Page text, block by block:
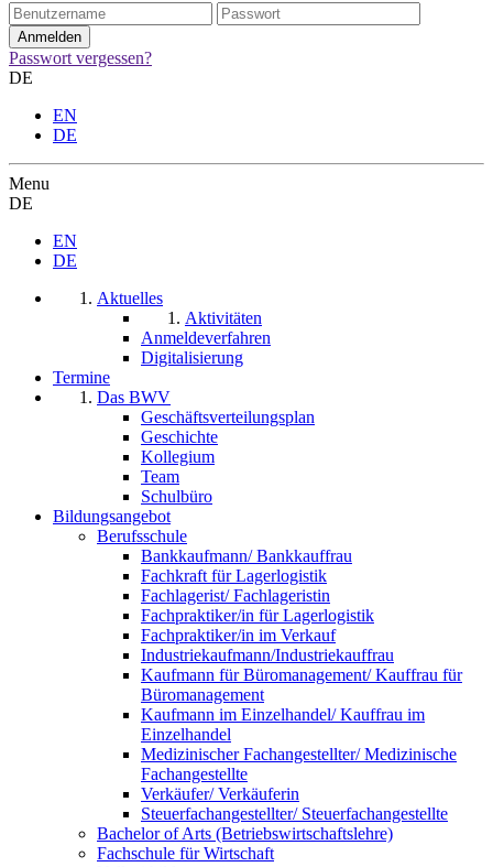
Passwort vergessen?
DE
EN
DE
Menu
DE
EN
DE
Aktuelles
Aktivitäten
Anmeldeverfahren
Digitalisierung
Termine
Das BWV
Geschäftsverteilungsplan
Geschichte
Kollegium
Team
Schulbüro
Bildungsangebot
Berufsschule
Bankkaufmann/ Bankkauffrau
Fachkraft für Lagerlogistik
Fachlagerist/ Fachlageristin
Fachpraktiker/in für Lagerlogistik
Fachpraktiker/in im Verkauf
Industriekaufmann/Industriekauffrau
Kaufmann für Büromanagement/ Kauffrau für
Büromanagement
Kaufmann im Einzelhandel/ Kauffrau im
Einzelhandel
Medizinischer Fachangestellter/ Medizinische
Fachangestellte
Verkäufer/ Verkäuferin
Steuerfachangestellter/ Steuerfachangestellte
Bachelor of Arts (Betriebswirtschaftslehre)
Fachschule für Wirtschaft